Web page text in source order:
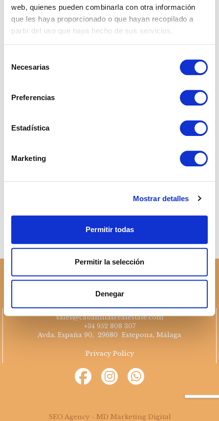
web, quienes pueden combinarla con otra información
que les haya proporcionado o que hayan recopilado a
partir del uso que haya hecho de sus servicios.
Necesarias
Preferencias
Estadística
Marketing
Mostrar detalles
Permitir todas
Permitir la selección
Denegar
Properties
Real Estate
What nobody explains about buying a house in
Spain as a foreigner
Taxes When Selling a Property in Andalusia as a
Non-Resident
sales@cabanillasrealestate.com
+34 952 808 307
Avda. España 90, 29680 Estepona, Málaga
Privacy Policy
SEO Agency - MD Marketing Digital